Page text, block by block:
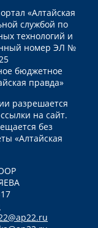
«Алтайская
службой по
технологий и
номер ЭЛ №
бюджетное
правда»
разрешается
на сайт.
без
«Алтайская